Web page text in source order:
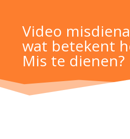
Video
wat betekent
Mis te dienen?